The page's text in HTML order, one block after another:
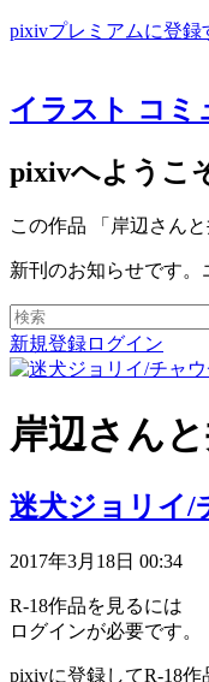
pixivプレミアムに登録
イラスト コミ
pixivへようこ
この作品 「岸辺さん
新刊のお知らせです
新規登録ログイン
岸辺さん
迷犬ジョリイ/
2017年3月18日 00:34
R-18作品を見るには
ログインが必要です。
pixivに登録してR-18作